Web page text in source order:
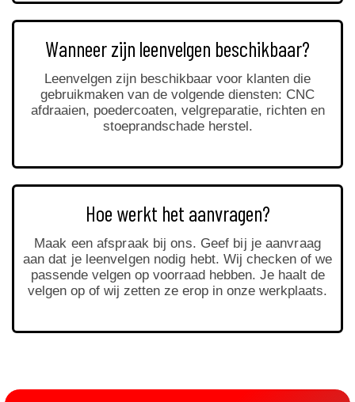
Wanneer zijn leenvelgen beschikbaar?
Leenvelgen zijn beschikbaar voor klanten die
gebruikmaken van de volgende diensten: CNC
afdraaien, poedercoaten, velgreparatie, richten en
stoeprandschade herstel.
Hoe werkt het aanvragen?
Maak een afspraak bij ons. Geef bij je aanvraag
aan dat je leenvelgen nodig hebt.Wij checken of we
passende velgen op voorraad hebben. Je haalt de
velgen op of wij zetten ze erop in onze werkplaats.